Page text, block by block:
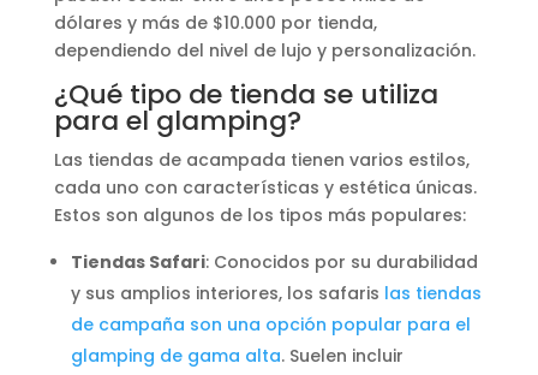
dólares y más de $10.000 por tienda,
dependiendo del nivel de lujo y personalización.
¿Qué tipo de tienda se utiliza
para el glamping?
Las tiendas de acampada tienen varios estilos,
cada uno con características y estética únicas.
Estos son algunos de los tipos más populares:
Tiendas Safari: Conocidos por su durabilidad
y sus amplios interiores, los safaris las tiendas
de campaña son una opción popular para el
glamping de gama alta. Suelen incluir